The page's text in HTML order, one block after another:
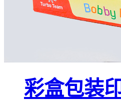
彩盒包装